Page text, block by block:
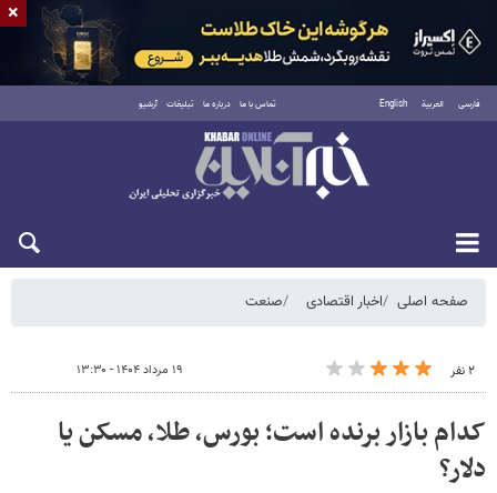
فارسی العربية English تماس با ما درباره ما تبلیغات آرشیو
شنبه ۱۷ مرداد ۱۴۰۵
صفحه اصلی اخبار اقتصادی صنعت
۲ نفر ۱۹ مرداد ۱۴۰۴ - ۱۳:۳۰
کدام بازار برنده است؛ بورس، طلا، مسکن یا
دلار؟
×